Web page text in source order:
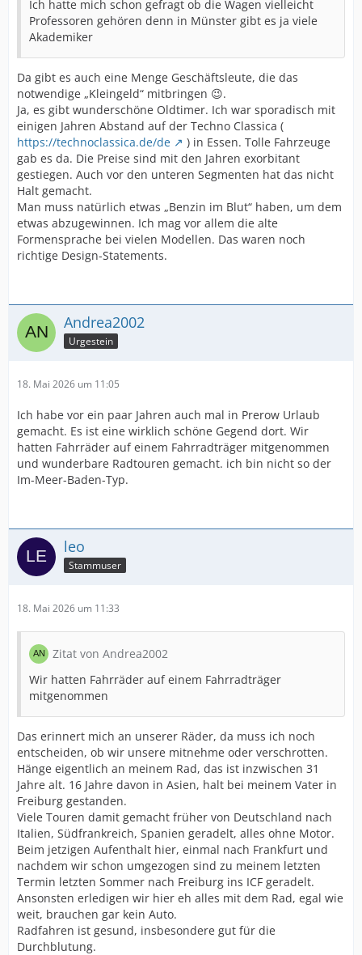
Ich hatte mich schon gefragt ob die Wagen vielleicht
Professoren gehören denn in Münster gibt es ja viele
Akademiker
Da gibt es auch eine Menge Geschäftsleute, die das
notwendige „Kleingeld“ mitbringen 😉.
Ja, es gibt wunderschöne Oldtimer. Ich war sporadisch mit
einigen Jahren Abstand auf der Techno Classica (
https://technoclassica.de/de
) in Essen. Tolle Fahrzeuge
gab es da. Die Preise sind mit den Jahren exorbitant
gestiegen. Auch vor den unteren Segmenten hat das nicht
Halt gemacht.
Man muss natürlich etwas „Benzin im Blut“ haben, um dem
etwas abzugewinnen. Ich mag vor allem die alte
Formensprache bei vielen Modellen. Das waren noch
richtige Design-Statements.
Andrea2002
Urgestein
18. Mai 2026 um 11:05
Ich habe vor ein paar Jahren auch mal in Prerow Urlaub
gemacht. Es ist eine wirklich schöne Gegend dort. Wir
hatten Fahrräder auf einem Fahrradträger mitgenommen
und wunderbare Radtouren gemacht. ich bin nicht so der
Im-Meer-Baden-Typ.
leo
Stammuser
18. Mai 2026 um 11:33
Zitat von Andrea2002
Wir hatten Fahrräder auf einem Fahrradträger
mitgenommen
Das erinnert mich an unserer Räder, da muss ich noch
entscheiden, ob wir unsere mitnehme oder verschrotten.
Hänge eigentlich an meinem Rad, das ist inzwischen 31
Jahre alt. 16 Jahre davon in Asien, halt bei meinem Vater in
Freiburg gestanden.
Viele Touren damit gemacht früher von Deutschland nach
Italien, Südfrankreich, Spanien geradelt, alles ohne Motor.
Beim jetzigen Aufenthalt hier, einmal nach Frankfurt und
nachdem wir schon umgezogen sind zu meinem letzten
Termin letzten Sommer nach Freiburg ins ICF geradelt.
Ansonsten erledigen wir hier eh alles mit dem Rad, egal wie
weit, brauchen gar kein Auto.
Radfahren ist gesund, insbesondere gut für die
Durchblutung.